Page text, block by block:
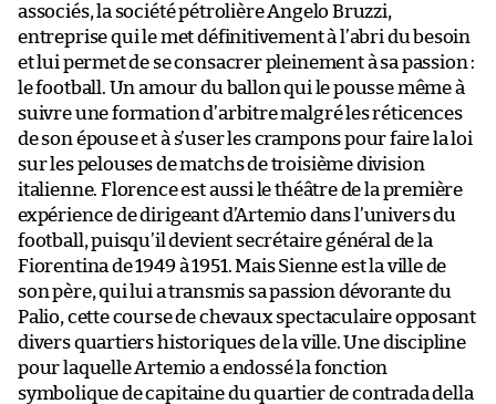
associés, la société pétrolière Angelo Bruzzi,
entreprise qui le met définitivement à l’abri du besoin
et lui permet de se consacrer pleinement à sa passion :
le football. Un amour du ballon qui le pousse même à
suivre une formation d’arbitre malgré les réticences
de son épouse et à s’user les crampons pour faire la loi
sur les pelouses de matchs de troisième division
italienne. Florence est aussi le théâtre de la première
expérience de dirigeant d’Artemio dans l’univers du
football, puisqu’il devient secrétaire général de la
Fiorentina de 1949 à 1951. Mais Sienne est la ville de
son père, qui lui a transmis sa passion dévorante du
Palio, cette course de chevaux spectaculaire opposant
divers quartiers historiques de la ville. Une discipline
pour laquelle Artemio a endossé la fonction
symbolique de capitaine du quartier de contrada della